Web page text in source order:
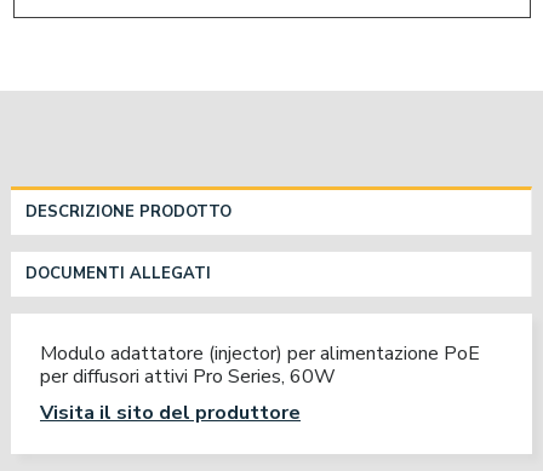
DESCRIZIONE PRODOTTO
DOCUMENTI ALLEGATI
Modulo adattatore (injector) per alimentazione PoE
per diffusori attivi Pro Series, 60W
Visita il sito del produttore